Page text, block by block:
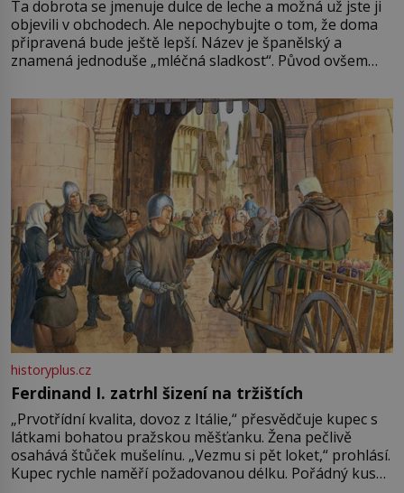
Ta dobrota se jmenuje dulce de leche a možná už jste ji
objevili v obchodech. Ale nepochybujte o tom, že doma
připravená bude ještě lepší. Název je španělský a
znamená jednoduše „mléčná sladkost“. Původ ovšem
pře hned několik latinskoamerických zemí a k tomu
Francie, kde se traduje,
historyplus.cz
Ferdinand I. zatrhl šizení na tržištích
„Prvotřídní kvalita, dovoz z Itálie,“ přesvědčuje kupec s
látkami bohatou pražskou měšťanku. Žena pečlivě
osahává štůček mušelínu. „Vezmu si pět loket,“ prohlásí.
Kupec rychle naměří požadovanou délku. Pořádný kus